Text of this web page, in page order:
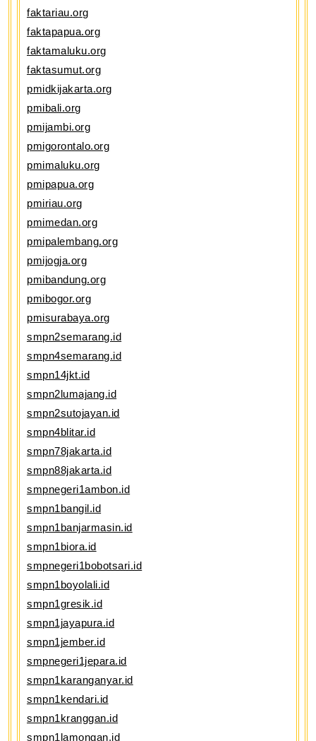
faktariau.org
faktapapua.org
faktamaluku.org
faktasumut.org
pmidkijakarta.org
pmibali.org
pmijambi.org
pmigorontalo.org
pmimaluku.org
pmipapua.org
pmiriau.org
pmimedan.org
pmipalembang.org
pmijogja.org
pmibandung.org
pmibogor.org
pmisurabaya.org
smpn2semarang.id
smpn4semarang.id
smpn14jkt.id
smpn2lumajang.id
smpn2sutojayan.id
smpn4blitar.id
smpn78jakarta.id
smpn88jakarta.id
smpnegeri1ambon.id
smpn1bangil.id
smpn1banjarmasin.id
smpn1biora.id
smpnegeri1bobotsari.id
smpn1boyolali.id
smpn1gresik.id
smpn1jayapura.id
smpn1jember.id
smpnegeri1jepara.id
smpn1karanganyar.id
smpn1kendari.id
smpn1kranggan.id
smpn1lamongan.id